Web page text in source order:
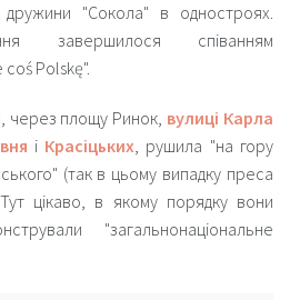
дружини "Сокола" в одностроях.
завершилося співанням
coś Polskę".
через площу Ринок, вулиці Карла
і Красіцьких, рушила "на гору
(так в цьому випадку преса
цікаво, в якому порядку вони
"загальнонаціональне